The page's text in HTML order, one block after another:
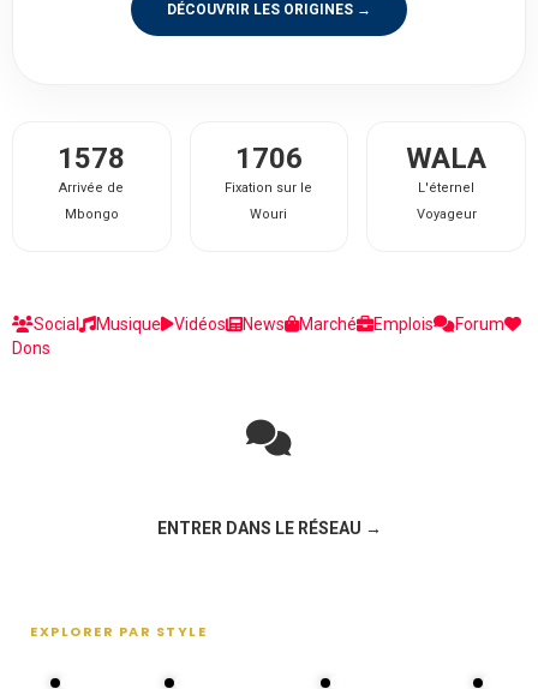
DÉCOUVRIR LES ORIGINES →
1578
Arrivée de
Mbongo
1706
Fixation sur le
Wouri
WALA
L'éternel
Voyageur
Social Musique Vidéos News Marché Emplois
Forum
Dons
ENTRER DANS LE RÉSEAU →
EXPLORER PAR STYLE